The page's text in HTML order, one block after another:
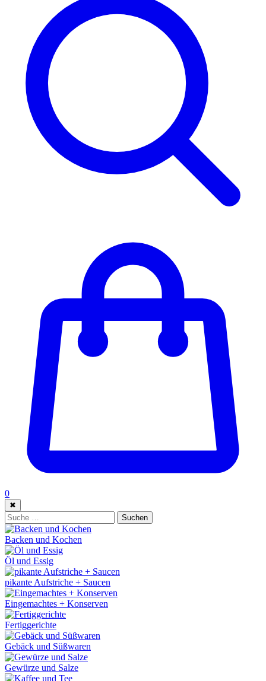
0
✖
Suche: Suchen
Backen und Kochen
Öl und Essig
pikante Aufstriche + Saucen
Eingemachtes + Konserven
Fertiggerichte
Gebäck und Süßwaren
Gewürze und Salze